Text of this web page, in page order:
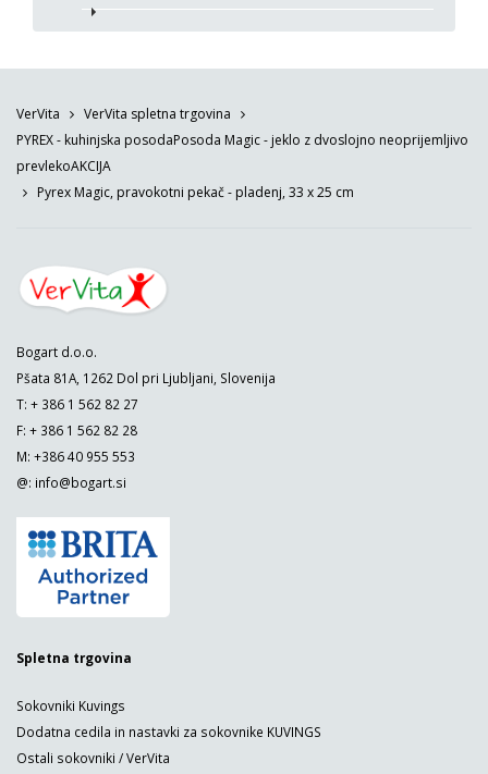
VerVita
VerVita spletna trgovina
PYREX - kuhinjska posodaPosoda Magic - jeklo z dvoslojno neoprijemljivo
prevlekoAKCIJA
Pyrex Magic, pravokotni pekač - pladenj, 33 x 25 cm
Bogart d.o.o.
Pšata 81A, 1262 Dol pri Ljubljani, Slovenija
T: + 386 1 562 82 27
F: + 386 1 562 82 28
M: +386 40 955 553
@: info@bogart.si
Spletna trgovina
Sokovniki Kuvings
Dodatna cedila in nastavki za sokovnike KUVINGS
Ostali sokovniki / VerVita